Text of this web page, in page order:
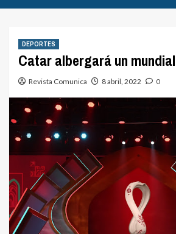
DEPORTES
Catar albergará un
Revista Comunica 8 abril, 2022 0